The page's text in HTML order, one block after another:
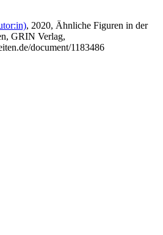
, 2020, Ähnliche Figuren in der
GRIN Verlag,
document/1183486